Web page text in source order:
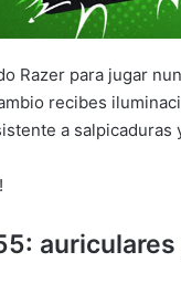
Razer para jugar
recibes
a salpicaduras